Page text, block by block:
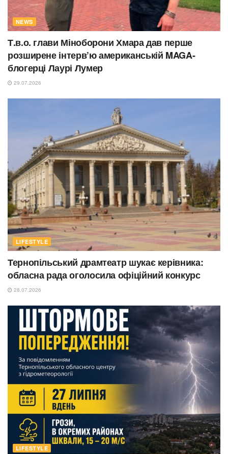
NEWS
Т.в.о. глави Міноборони Хмара дав перше
розширене інтерв’ю американській MAGA-
блогерці Лаурі Лумер
29.07.2026
LIFESTYLE
Тернопільський драмтеатр шукає керівника:
обласна рада оголосила офіційний конкурс
28.07.2026
LIFESTYLE